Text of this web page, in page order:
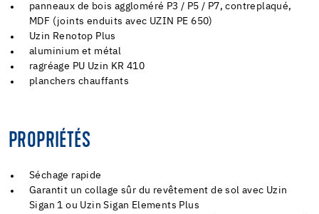
panneaux de bois aggloméré P3 / P5 / P7, contreplaqué,
MDF (joints enduits avec UZIN PE 650)
Uzin Renotop Plus
aluminium et métal
ragréage PU Uzin KR 410
planchers chauffants
PROPRIÉTÉS
Séchage rapide
Garantit un collage sûr du revêtement de sol avec Uzin
Sigan 1 ou Uzin Sigan Elements Plus